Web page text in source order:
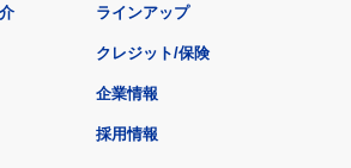
ラインアップ
クレジット/保険
企業情報
採用情報